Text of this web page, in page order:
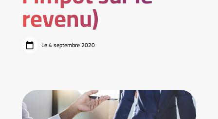
revenu)
Le 4 septembre 2020